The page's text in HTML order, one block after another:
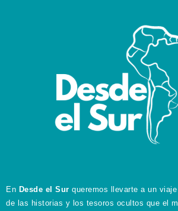
En Desde el Sur queremos llevarte a un
de las historias y los tesoros ocultos que el